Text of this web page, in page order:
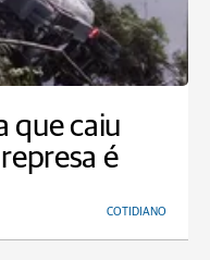
que caiu
é
COTIDIANO